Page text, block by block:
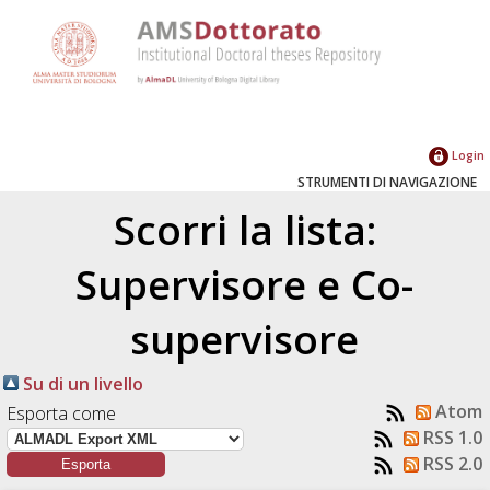
Login
STRUMENTI DI NAVIGAZIONE
Scorri la lista:
Supervisore e Co-
supervisore
Su di un livello
Esporta come
Atom
RSS 1.0
RSS 2.0